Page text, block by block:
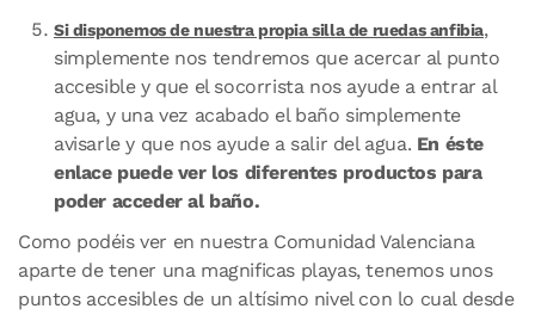
Si disponemos de nuestra propia silla de ruedas anfibia,
simplemente nos tendremos que acercar al punto
accesible y que el socorrista nos ayude a entrar al
agua, y una vez acabado el baño simplemente
avisarle y que nos ayude a salir del agua. En éste
enlace puede ver los diferentes productos para
poder acceder al baño.
Como podéis ver en nuestra Comunidad Valenciana
aparte de tener una magnificas playas, tenemos unos
puntos accesibles de un altísimo nivel con lo cual desde